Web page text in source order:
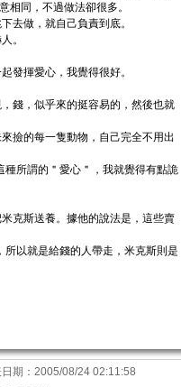
相同，不過做法卻很多。
去做，就自己負責到底。
。
發揮愛心，我覺得很好。
錢，似乎來的挺容易的，然後也就
撿的每一隻動物，自己完全不用出
所謂的＂愛心＂，我就覺得有點詭
克斯送養。據他的說法是，這些賣
以就是給錢的人帶走，米克斯則是
期： 2005/08/24 02:11:58